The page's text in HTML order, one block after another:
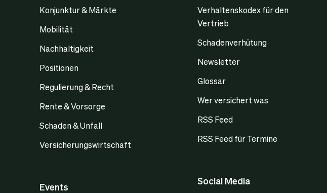
Konjunktur & Märkte
Mobilität
Nachhaltigkeit
Positionen
Regulierung & Recht
Rente & Vorsorge
Schaden & Unfall
Versicherungswirtschaft
Events
Verhaltenskodex für den
Vertrieb
Schadenverhütung
Newsletter
Glossar
Wer versichert was
RSS Feed
RSS Feed für Termine
Social Media